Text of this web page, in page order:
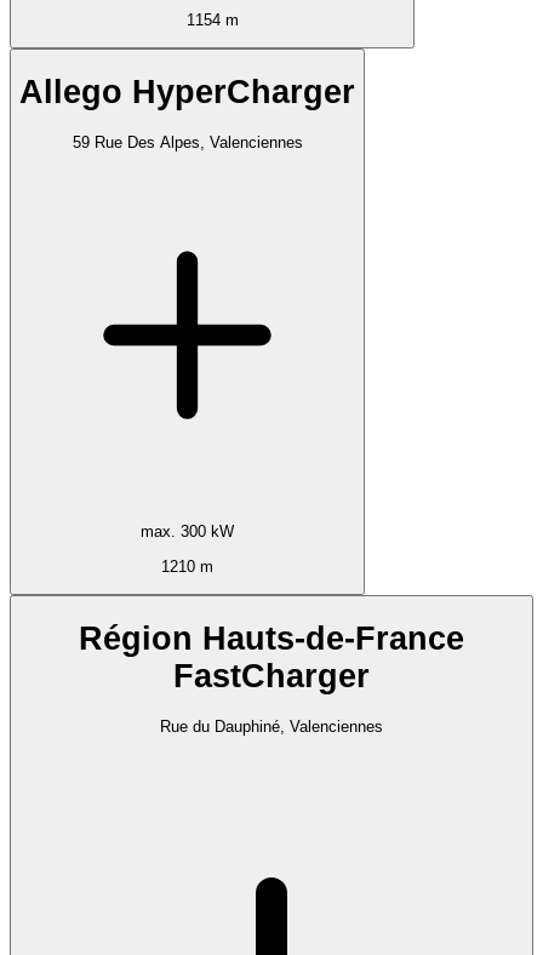
1154 m
Allego HyperCharger
59 Rue Des Alpes, Valenciennes
max. 300 kW
1210 m
Région Hauts-de-France
FastCharger
Rue du Dauphiné, Valenciennes